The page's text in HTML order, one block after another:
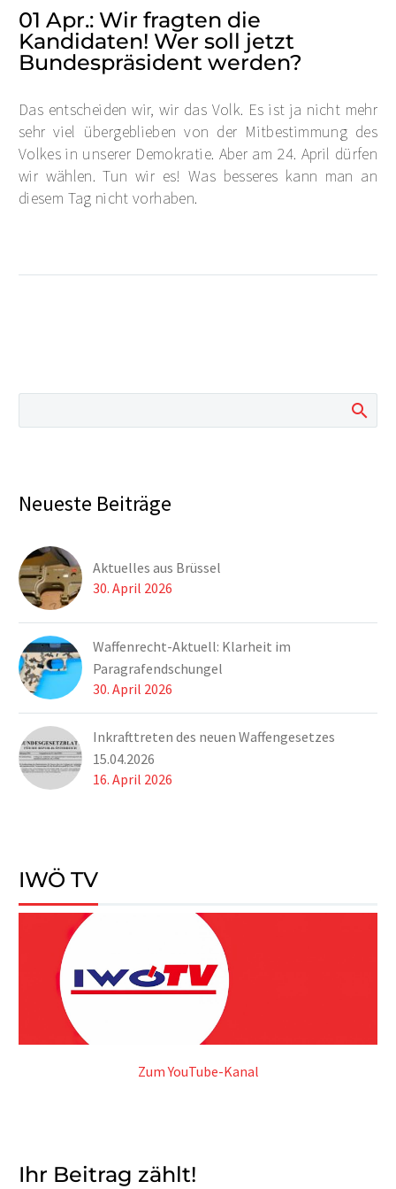
01 Apr.: Wir fragten die
Kandidaten! Wer soll jetzt
Bundespräsident werden?
Das entscheiden wir, wir das Volk. Es ist ja nicht mehr
sehr viel übergeblieben von der Mitbestimmung des
Volkes in unserer Demokratie. Aber am 24. April dürfen
wir wählen. Tun wir es! Was besseres kann man an
diesem Tag nicht vorhaben.
Neueste Beiträge
Aktuelles aus Brüssel
30. April 2026
Waffenrecht-Aktuell: Klarheit im
Paragrafendschungel
30. April 2026
Inkrafttreten des neuen Waffengesetzes
15.04.2026
16. April 2026
IWÖ TV
Zum YouTube-Kanal
Ihr Beitrag zählt!